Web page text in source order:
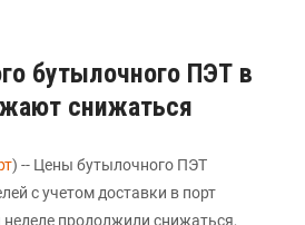
бутылочного ПЭТ в
снижаться
) -- Цены бутылочного ПЭТ
с учетом доставки в порт
продолжили снижаться,